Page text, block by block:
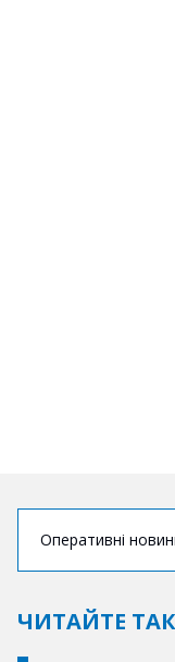
Оперативні
ЧИТАЙТЕ